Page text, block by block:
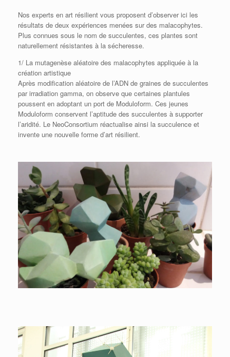
Nos experts en art résilient vous proposent d’observer ici les
résultats de deux expériences menées sur des malacophytes.
Plus connues sous le nom de succulentes, ces plantes sont
naturellement résistantes à la sécheresse.
1/ La mutagenèse aléatoire des malacophytes appliquée à la
création artistique
Après modification aléatoire de l’ADN de graines de succulentes
par irradiation gamma, on observe que certaines plantules
poussent en adoptant un port de Moduloform. Ces jeunes
Moduloform conservent l’aptitude des succulentes à supporter
l’aridité. Le NeoConsortium réactualise ainsi la succulence et
invente une nouvelle forme d’art résilient.